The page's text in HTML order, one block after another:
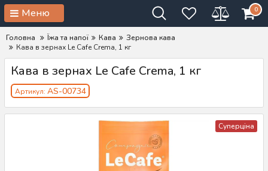
Меню 0
Головна Їжа та напої Кава
Зернова кава
Кава в зернах Le Cafe Crema, 1 кг
Кава в зернах Le Cafe Crema, 1 кг
Артикул: AS-00734
Суперціна